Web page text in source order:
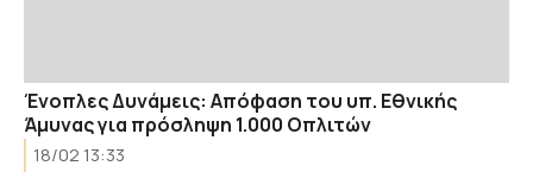
Ένοπλες Δυνάμεις: Απόφαση του υπ. Εθνικής
Άμυνας για πρόσληψη 1.000 Οπλιτών
18/02 13:33